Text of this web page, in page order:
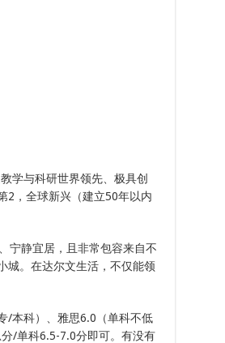
学与科研世界领先、极具创
2，全球新兴（建立50年以内
宁静宜居，且非常包容来自不
城。在达尔文生活，不仅能领
/本科）、雅思6.0（单科不低
/单科6.5-7.0分即可。有没有